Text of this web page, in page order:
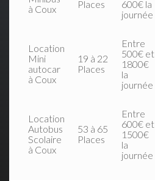
à Coux
Places
600€ la
journée
Location
Mini
autocar
à Coux
19 à 22
Places
Entre
500€ et
1800€
la
journée
Location
Autobus
Scolaire
à Coux
53 à 65
Places
Entre
600€ et
1500€
la
journée